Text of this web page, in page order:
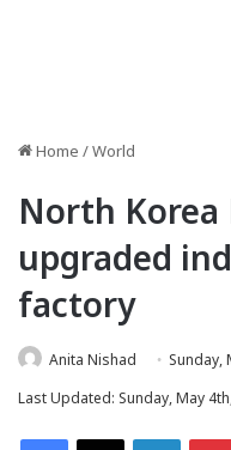
Home /World
North Korea
upgraded
factory
Anita Nishad
Sunday,
Last Updated: Sunday, May
Facebook
X